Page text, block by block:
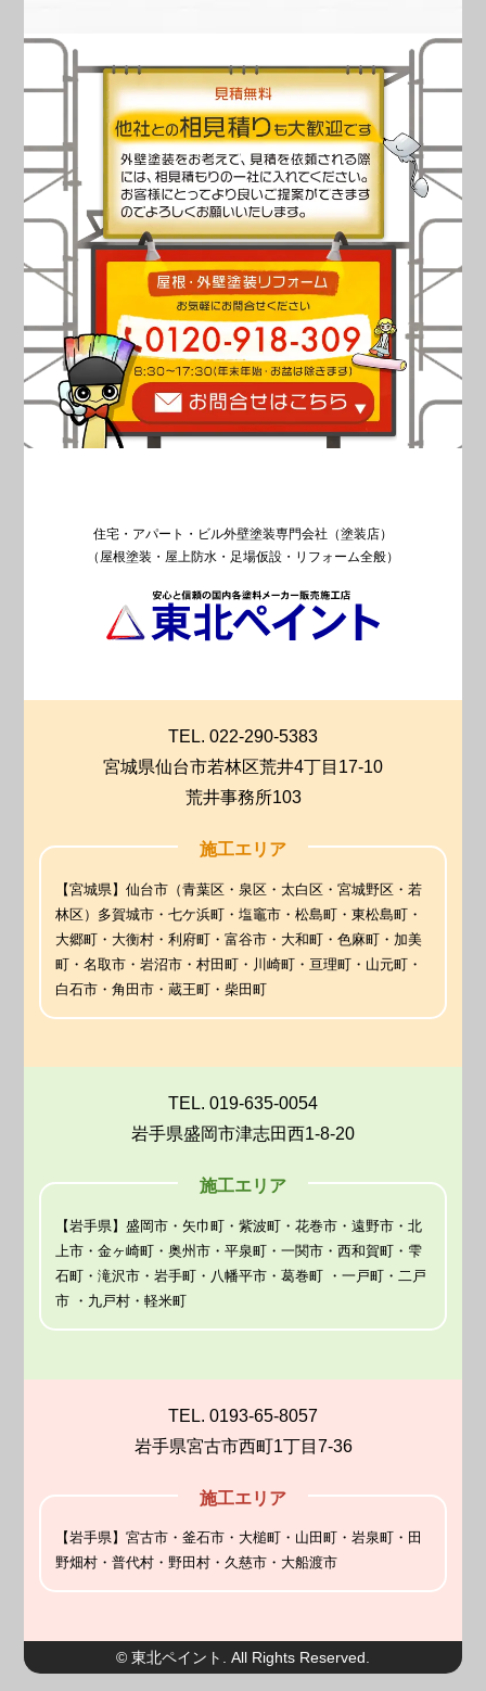
住宅・アパート・ビル外壁塗装専門会社（塗装店）
（屋根塗装・屋上防水・足場仮設・リフォーム全般）
TEL. 022-290-5383
宮城県仙台市若林区荒井4丁目17-10
荒井事務所103
施工エリア
【宮城県】仙台市（青葉区・泉区・太白区・宮城野区・若
林区）多賀城市・七ケ浜町・塩竈市・松島町・東松島町・
大郷町・大衡村・利府町・富谷市・大和町・色麻町・加美
町・名取市・岩沼市・村田町・川崎町・亘理町・山元町・
白石市・角田市・蔵王町・柴田町
TEL. 019-635-0054
岩手県盛岡市津志田西1-8-20
施工エリア
【岩手県】盛岡市・矢巾町・紫波町・花巻市・遠野市・北
上市・金ヶ崎町・奥州市・平泉町・一関市・西和賀町・雫
石町・滝沢市・岩手町・八幡平市・葛巻町 ・一戸町・二戸
市 ・九戸村・軽米町
TEL. 0193-65-8057
岩手県宮古市西町1丁目7-36
施工エリア
【岩手県】宮古市・釜石市・大槌町・山田町・岩泉町・田
野畑村・普代村・野田村・久慈市・大船渡市
© 東北ペイント. All Rights Reserved.